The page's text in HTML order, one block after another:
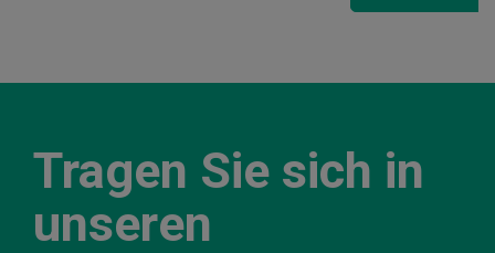
Tragen Sie sich in
unseren